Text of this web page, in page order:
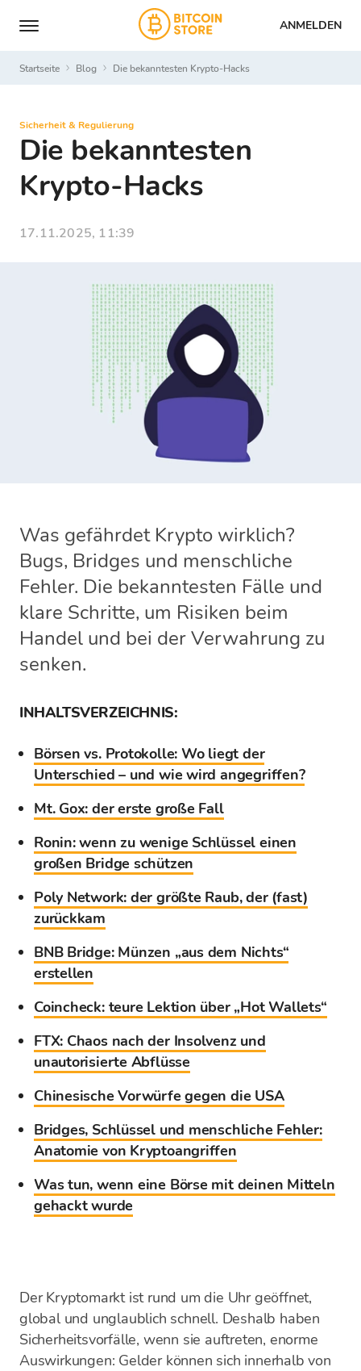
ANMELDEN
Startseite Blog Die bekanntesten Krypto-Hacks
Sicherheit & Regulierung
Die bekanntesten
Krypto-Hacks
17.11.2025, 11:39
Was gefährdet Krypto wirklich?
Bugs, Bridges und menschliche
Fehler. Die bekanntesten Fälle und
klare Schritte, um Risiken beim
Handel und bei der Verwahrung zu
senken.
INHALTSVERZEICHNIS:
Börsen vs. Protokolle: Wo liegt der
Unterschied – und wie wird angegriffen?
Mt. Gox: der erste große Fall
Ronin: wenn zu wenige Schlüssel einen
großen Bridge schützen
Poly Network: der größte Raub, der (fast)
zurückkam
BNB Bridge: Münzen „aus dem Nichts“
erstellen
Coincheck: teure Lektion über „Hot Wallets“
FTX: Chaos nach der Insolvenz und
unautorisierte Abflüsse
Chinesische Vorwürfe gegen die USA
Bridges, Schlüssel und menschliche Fehler:
Anatomie von Kryptoangriffen
Was tun, wenn eine Börse mit deinen Mitteln
gehackt wurde
Der Kryptomarkt ist rund um die Uhr geöffnet,
global und unglaublich schnell. Deshalb haben
Sicherheitsvorfälle, wenn sie auftreten, enorme
Auswirkungen: Gelder können sich innerhalb von